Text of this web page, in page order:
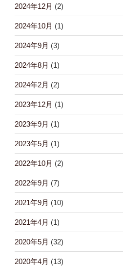
2024年12月 (2)
2024年10月 (1)
2024年9月 (3)
2024年8月 (1)
2024年2月 (2)
2023年12月 (1)
2023年9月 (1)
2023年5月 (1)
2022年10月 (2)
2022年9月 (7)
2021年9月 (10)
2021年4月 (1)
2020年5月 (32)
2020年4月 (13)